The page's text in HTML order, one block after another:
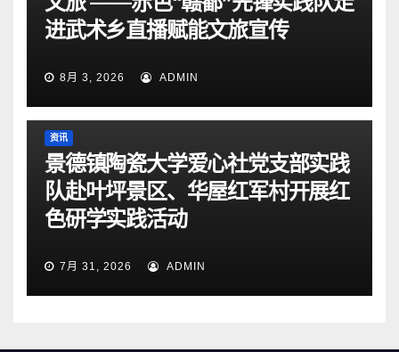
进武术乡直播赋能文旅宣传
8月 3, 2026 ADMIN
资讯
景德镇陶瓷大学爱心社党支部实践
队赴叶坪景区、华屋红军村开展红
色研学实践活动
7月 31, 2026 ADMIN